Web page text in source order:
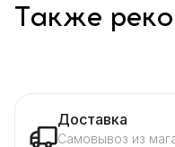
Также
Доставка
Самовывоз из